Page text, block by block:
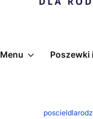
Menu Poszewki